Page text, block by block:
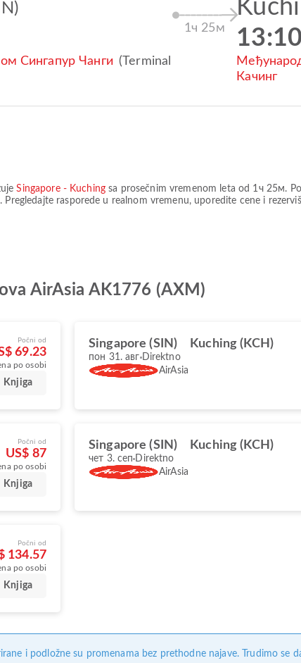
Сингапур Чанги (Terminal
1ч 25м 13:10
Качинг
Singapore - Kuching sa prosečnim vremenom leta od 1ч 25м.
. Pregledajte rasporede u realnom vremenu, uporedite cene i
AirAsia AK1776 (AXM)
Počni od
69.23
po osobi
Knjiga
Singapore (SIN) Kuching (KCH)
пон 31. авг Direktno
AirAsia
Počni od
US$ 87
po osobi
Knjiga
Singapore (SIN) Kuching (KCH)
чет 3. сеп Direktno
AirAsia
Počni od
134.57
po osobi
Knjiga
i podložne su promenama bez prethodne najave. Trudimo se